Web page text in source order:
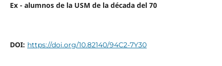
Ex - alumnos de la USM de la década del 70
DOI: https://doi.org/10.82140/94C2-7Y30